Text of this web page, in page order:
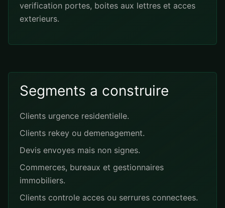
verification portes, boites aux lettres et acces
exterieurs.
Segments a construire
Clients urgence residentielle.
Clients rekey ou demenagement.
Devis envoyes mais non signes.
Commerces, bureaux et gestionnaires
immobiliers.
Clients controle acces ou serrures connectees.